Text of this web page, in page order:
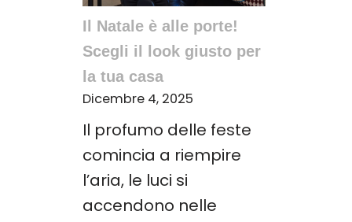
Il Natale è alle porte!
Scegli il look giusto per
la tua casa
Dicembre 4, 2025
Il profumo delle feste
comincia a riempire
l’aria, le luci si
accendono nelle